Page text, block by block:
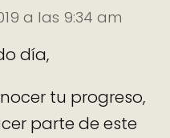
a las 9:34 am
día,
tu progreso,
parte de este